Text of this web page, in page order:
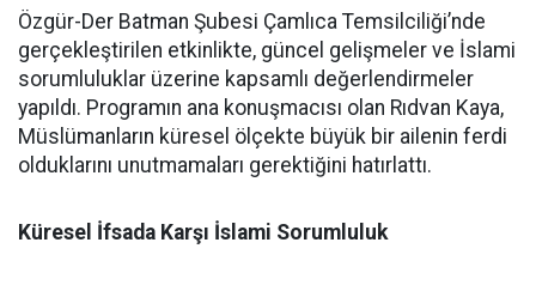
Özgür-Der Batman Şubesi Çamlıca Temsilciliği’nde
gerçekleştirilen etkinlikte, güncel gelişmeler ve İslami
sorumluluklar üzerine kapsamlı değerlendirmeler
yapıldı. Programın ana konuşmacısı olan Rıdvan Kaya,
Müslümanların küresel ölçekte büyük bir ailenin ferdi
olduklarını unutmamaları gerektiğini hatırlattı.
Küresel İfsada Karşı İslami Sorumluluk